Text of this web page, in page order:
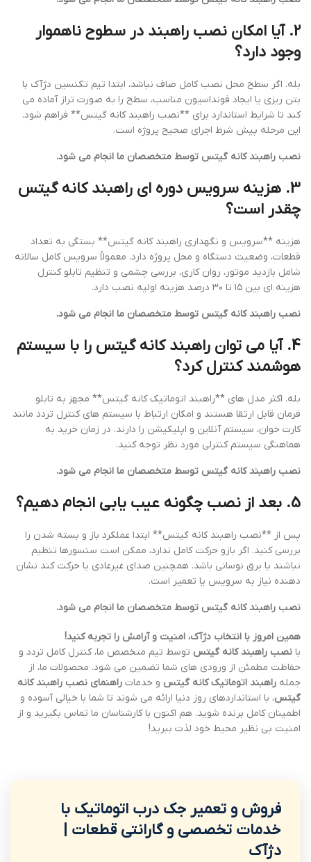
2. آیا امکان نصب راهبند در سطوح ناهموار
وجود دارد؟
بله. اگر سطح محل نصب کامل صاف نباشد، ابتدا تیم تکنسین دژآک با
بتن ریزی یا ایجاد فونداسیون مناسب، سطح را به صورت تراز آماده می
کند تا شرایط استاندارد برای **نصب راهبند کانه گیتس** فراهم شود.
این مرحله پیش شرط اجرای صحیح پروژه است.
نصب راهبند کانه گیتس توسط متخصصان ما انجام می شود.
3. هزینه سرویس دوره ای راهبند کانه گیتس
چقدر است؟
هزینه **سرویس و نگهداری راهبند کانه گیتس** بستگی به تعداد
قطعات، وضعیت دستگاه و محل پروژه دارد. معمولاً سرویس کامل سالانه
شامل بازدید موتور، روان کاری، بررسی چشمی و تنظیم تابلو کنترل
هزینه ای بین ۱۵ تا ۳۰ درصد هزینه اولیه نصب دارد.
نصب راهبند کانه گیتس توسط متخصصان ما انجام می شود.
4. آیا می توان راهبند کانه گیتس را با سیستم
هوشمند کنترل کرد؟
بله. اکثر مدل های **راهبند اتوماتیک کانه گیتس** مجهز به تابلو
فرمان قابل ارتقا هستند و امکان ارتباط با سیستم های کنترل تردد مانند
کارت خوان، سیستم آنلاین و اپلیکیشن را دارند. در زمان خرید به
هماهنگی سیستم کنترلی مورد نظر توجه کنید.
نصب راهبند کانه گیتس توسط متخصصان ما انجام می شود.
5. بعد از نصب چگونه عیب یابی انجام دهیم؟
پس از **نصب راهبند کانه گیتس** ابتدا عملکرد باز و بسته شدن را
بررسی کنید. اگر بازو حرکت کامل ندارد، ممکن است سنسورها تنظیم
نباشند یا برق نوسانی باشد. همچنین صدای غیرعادی یا حرکت کند نشان
دهنده نیاز به سرویس یا تعمیر است.
نصب راهبند کانه گیتس توسط متخصصان ما انجام می شود.
همین امروز با انتخاب دژآک، امنیت و آرامش را تجربه کنید!
با نصب راهبند کانه گیتس توسط تیم متخصص ما، کنترل کامل تردد و
حفاظت مطمئن از ورودی های شما تضمین می شود. محصولات ما، از
جمله راهبند اتوماتیک کانه گیتس و خدمات راهنمای نصب راهبند کانه
گیتس، با استانداردهای روز دنیا ارائه می شوند تا شما با خیالی آسوده و
اطمینان کامل برنده شوید. هم اکنون با کارشناسان ما تماس بگیرید و از
امنیت بی نظیر محیط خود لذت ببرید!
فروش و تعمیر جک درب اتوماتیک با
خدمات تخصصی و گارانتی قطعات |
دژآک